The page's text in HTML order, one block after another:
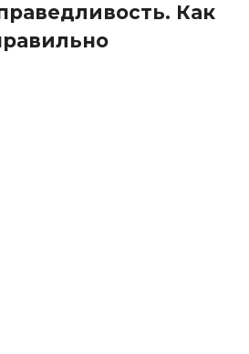
Как